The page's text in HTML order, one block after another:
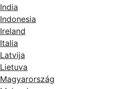
India
Indonesia
Ireland
Italia
Latvija
Lietuva
Magyarország